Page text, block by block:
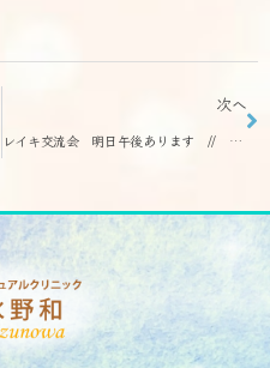
次へ
レイキ交流会 明日午後あります // お茶会は無料に致しました(^^♪